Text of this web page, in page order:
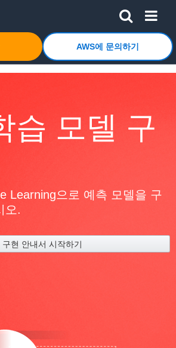
Services 홈 페이지로 돌아가려면 여기를 클
AWS에 문의하기
습 모델 구
Learning으로 예측 모델을 구
오.
구현 안내서 시작하기